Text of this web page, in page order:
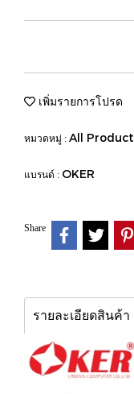
เพิ่มรายการโปรด
หมวดหมู่ : All Product
แบรนด์ : OKER
Share
รายละเอียดสินค้า